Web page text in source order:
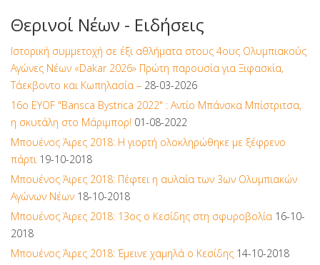
Θερινοί Νέων - Ειδήσεις
Ιστορική συμμετοχή σε έξι αθλήματα στους 4ους Ολυμπιακούς
Αγώνες Νέων «Dakar 2026» Πρώτη παρουσία για Ξιφασκία,
Τάεκβοντο και Κωπηλασία – 28-03-2026
16ο EYOF "Bansca Bystrica 2022" : Αντίο Μπάνσκα Μπίστριτσα,
η σκυτάλη στο Μάριμπορ! 01-08-2022
Μπουένος Άιρες 2018: Η γιορτή ολοκληρώθηκε με ξέφρενο
πάρτι 19-10-2018
Μπουένος Άιρες 2018: Πέφτει η αυλαία των 3ων Ολυμπιακών
Αγώνων Νέων 18-10-2018
Μπουένος Άιρες 2018: 13ος ο Κεσίδης στη σφυροβολία 16-10-
2018
Μπουένος Άιρες 2018: Έμεινε χαμηλά ο Κεσίδης 14-10-2018